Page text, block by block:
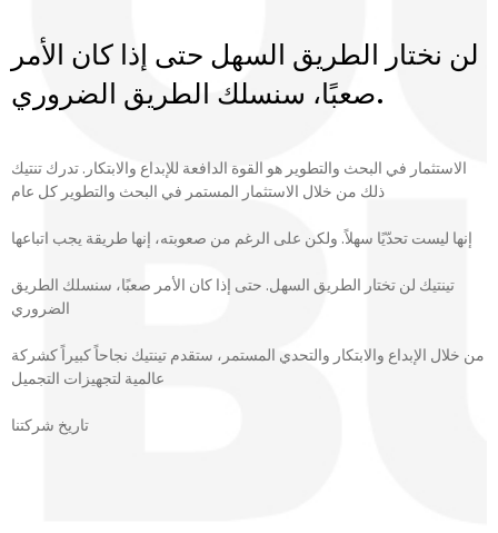
لن نختار الطريق السهل حتى إذا كان الأمر
صعبًا، سنسلك الطريق الضروري.
الاستثمار في البحث والتطوير هو القوة الدافعة للإبداع والابتكار. تدرك تنتيك
ذلك من خلال الاستثمار المستمر في البحث والتطوير كل عام
إنها ليست تحدّيًا سهلاً. ولكن على الرغم من صعوبته، إنها طريقة يجب اتباعها
تينتيك لن تختار الطريق السهل. حتى إذا كان الأمر صعبًا، سنسلك الطريق
الضروري
من خلال الإبداع والابتكار والتحدي المستمر، ستقدم تينتيك نجاحاً كبيراً كشركة
عالمية لتجهيزات التجميل
تاريخ شركتنا